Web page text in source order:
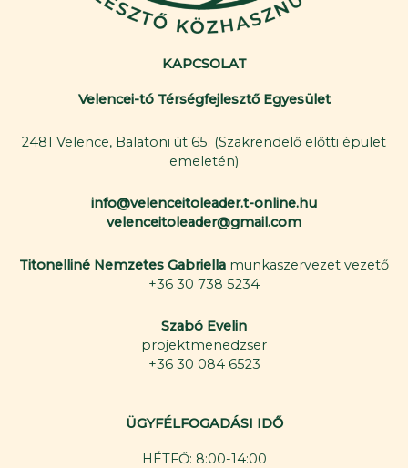
KAPCSOLAT
Velencei-tó Térségfejlesztő Egyesület
2481 Velence, Balatoni út 65. (Szakrendelő előtti épület
emeletén)
info@velenceitoleader.t-online.hu
velenceitoleader@gmail.com
Titonelliné Nemzetes Gabriella munkaszervezet vezető
+36 30 738 5234
Szabó Evelin
projektmenedzser
+36 30 084 6523
ÜGYFÉLFOGADÁSI IDŐ
HÉTFŐ: 8:00-14:00